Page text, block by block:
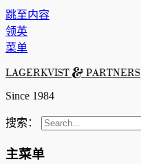
跳至内容
领英
菜单
LAGERKVIST & PARTNERS
Since 1984
搜索：
主菜单